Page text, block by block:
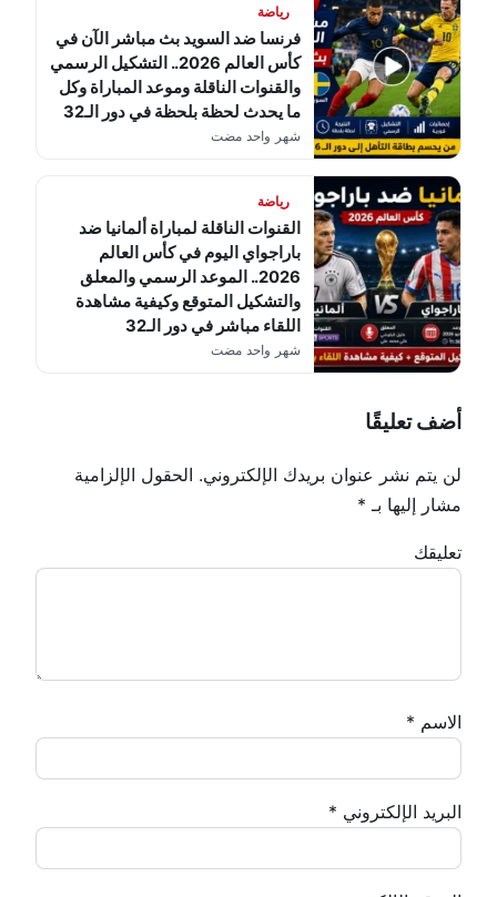
رياضة
فرنسا ضد السويد بث مباشر الآن في
كأس العالم 2026.. التشكيل الرسمي
والقنوات الناقلة وموعد المباراة وكل
ما يحدث لحظة بلحظة في دور الـ32
شهر واحد مضت
رياضة
القنوات الناقلة لمباراة ألمانيا ضد
باراجواي اليوم في كأس العالم
2026.. الموعد الرسمي والمعلق
والتشكيل المتوقع وكيفية مشاهدة
اللقاء مباشر في دور الـ32
شهر واحد مضت
أضف تعليقًا
لن يتم نشر عنوان بريدك الإلكتروني. الحقول الإلزامية
مشار إليها بـ *
تعليقك
الاسم *
البريد الإلكتروني *